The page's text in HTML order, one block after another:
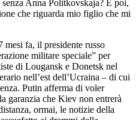
Anna Politkovskaja? E poi,
che riguarda mio figlio che mi
mesi fa, il presidente russo
militare speciale” per
di Lougansk e Donetsk nel
nell’est dell’Ucraina – di cui
Putin afferma di voler
garanzia che Kiev non entrerà
ormai, le notizie della